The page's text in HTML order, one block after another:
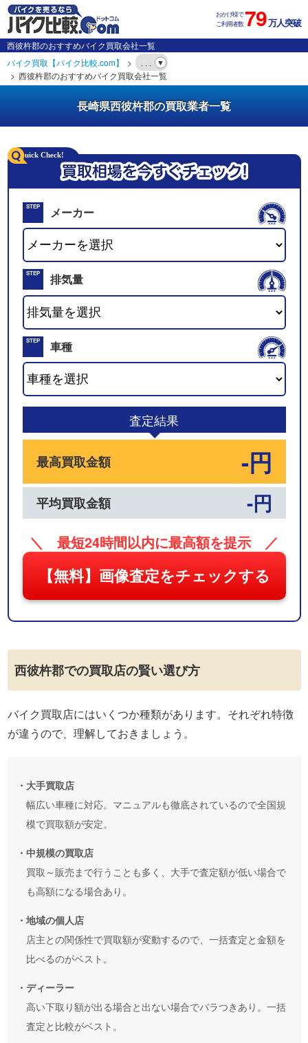
おかげ様で
ご利用者数79万人突破
西彼杵郡のおすすめバイク買取会社一覧
バイク買取【バイク比較.com】
. . .
西彼杵郡のおすすめバイク買取会社一覧
長崎県西彼杵郡の買取業者一覧
STEP
01
メーカー
STEP
02
排気量
STEP
03
車種
査定結果
最高買取金額 -円
平均買取金額 -円
＼ 最短24時間以内に最高額を提示 ／
【無料】画像査定をチェックする
西彼杵郡での買取店の賢い選び方
バイク買取店にはいくつか種類があります。それぞれ特徴
が違うので、理解しておきましょう。
・大手買取店
幅広い車種に対応。マニュアルも徹底されているので全国規
模で買取額が安定。
・中規模の買取店
買取～販売まで行うことも多く、大手で査定額が低い場合で
も高額になる場合あり。
・地域の個人店
店主との関係性で買取額が変動するので、一括査定と金額を
比べるのがベスト。
・ディーラー
高い下取り額が出る場合と出ない場合でバラつきあり。一括
査定と比較がベスト。